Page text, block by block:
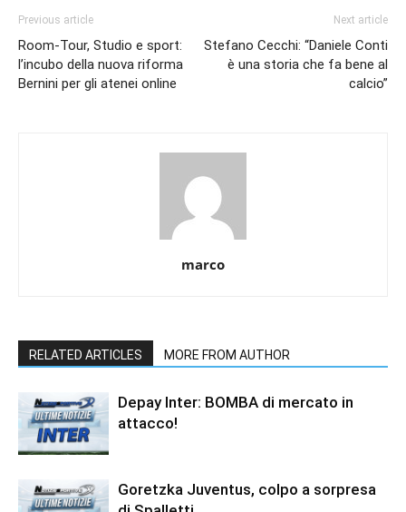
Previous article
Room-Tour, Studio e sport:
l’incubo della nuova riforma
Bernini per gli atenei online
Next article
Stefano Cecchi: “Daniele Conti
è una storia che fa bene al
calcio”
marco
RELATED ARTICLES MORE FROM AUTHOR
Depay Inter: BOMBA di mercato in
attacco!
Goretzka Juventus, colpo a sorpresa